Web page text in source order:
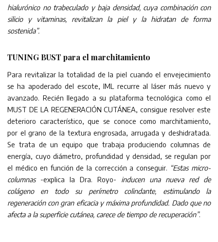
hialurónico no trabeculado y baja densidad, cuya combinación con
silicio y vitaminas, revitalizan la piel y la hidratan de forma
sostenida”.
TUNING BUST para el marchitamiento
Para revitalizar la totalidad de la piel cuando el envejecimiento
se ha apoderado del escote, IML recurre al láser más nuevo y
avanzado. Recién llegado a su plataforma tecnológica como el
MUST DE LA REGENERACIÓN CUTÁNEA, consigue resolver este
deterioro característico, que se conoce como marchitamiento,
por el grano de la textura engrosada, arrugada y deshidratada.
Se trata de un equipo que trabaja produciendo columnas de
energía, cuyo diámetro, profundidad y densidad, se regulan por
el médico en función de la corrección a conseguir. “Estas micro-
columnas-explica la Dra. Royo- inducen una nueva red de
colágeno en todo su perímetro colindante, estimulando la
regeneración con gran eficacia y máxima profundidad. Dado que no
afecta a la superficie cutánea, carece de tiempo de recuperación”.